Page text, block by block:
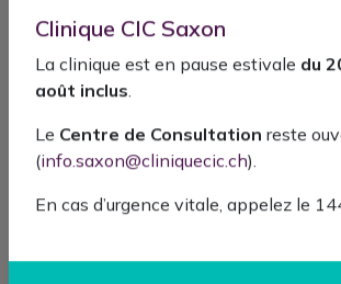
Chirurgie de la main
Chirurgie générale et viscérale
Neurochirurgie spinale
Ophtalmochirurgie
Orthopédie et traumatologie
Chirurgie plastique, esthétique et
Clinique CIC Saxon
La clinique est en pause estivale du
août inclus.
Le Centre de Consultation reste
(info.saxon@cliniquecic.ch).
En cas d’urgence vitale, appelez le